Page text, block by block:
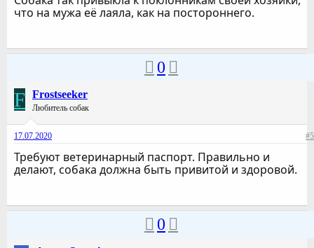
что на мужа её лаяла, как на постороннего.
0
F Frostseeker
Любитель собак
17.07.2020 #5
Требуют ветеринарный паспорт. Правильно и
делают, собака должна быть привитой и здоровой.
0